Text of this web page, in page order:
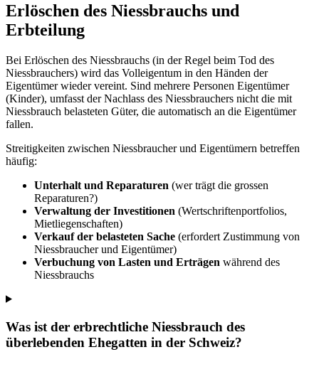
Erlöschen des Niessbrauchs und
Erbteilung
Bei Erlöschen des Niessbrauchs (in der Regel beim Tod des
Niessbrauchers) wird das Volleigentum in den Händen der
Eigentümer wieder vereint. Sind mehrere Personen Eigentümer
(Kinder), umfasst der Nachlass des Niessbrauchers nicht die mit
Niessbrauch belasteten Güter, die automatisch an die Eigentümer
fallen.
Streitigkeiten zwischen Niessbraucher und Eigentümern betreffen
häufig:
Unterhalt und Reparaturen (wer trägt die grossen
Reparaturen?)
Verwaltung der Investitionen (Wertschriftenportfolios,
Mietliegenschaften)
Verkauf der belasteten Sache (erfordert Zustimmung von
Niessbraucher und Eigentümer)
Verbuchung von Lasten und Erträgen während des
Niessbrauchs
Was ist der erbrechtliche Niessbrauch des
überlebenden Ehegatten in der Schweiz?